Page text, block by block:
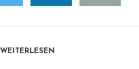
WEITERLESEN